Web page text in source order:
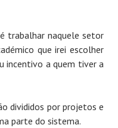
trabalhar naquele setor
que irei escolher
incentivo a quem tiver a
divididos por projetos e
parte do sistema.